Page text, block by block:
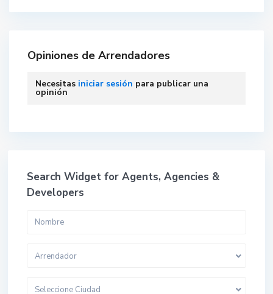
Opiniones de Arrendadores
Necesitas iniciar sesión para publicar una
opinión
Search Widget for Agents, Agencies &
Developers
Arrendador
Seleccione Ciudad